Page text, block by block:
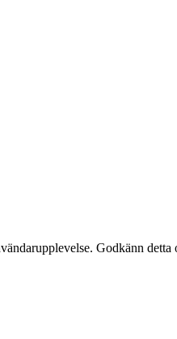
Godkänn detta